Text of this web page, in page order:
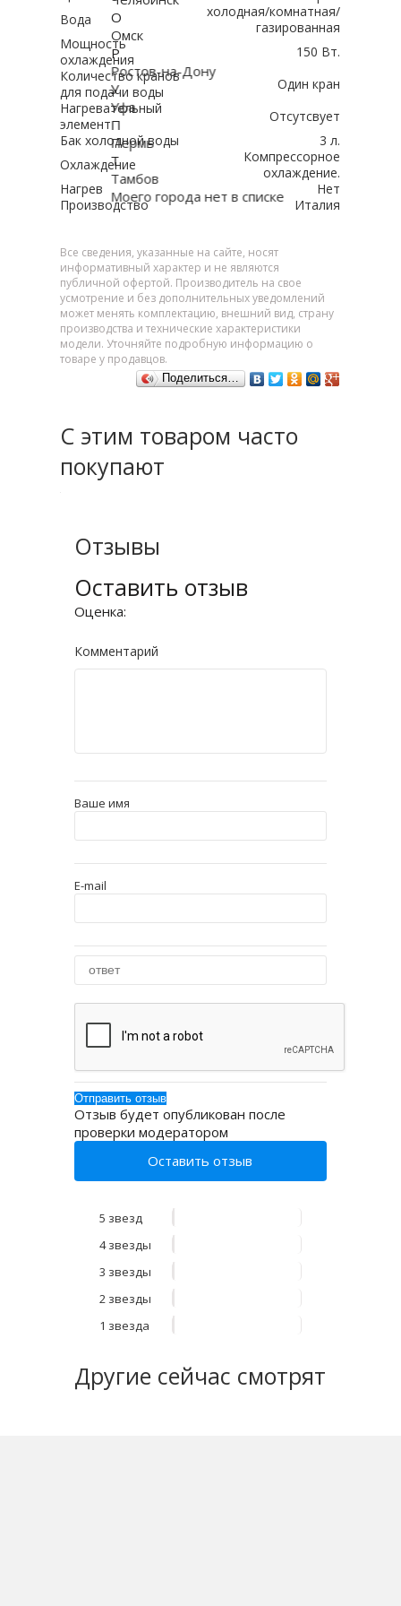
Вода
холодная/комнатная/
газированная
Мощность
охлаждения
150 Вт.
Количество кранов
для подачи воды
Один кран
Нагревательный
элемент
Отсутсвует
Бак холодной воды
3 л.
Охлаждение
Компрессорное
охлаждение.
Нагрев
Нет
Производство
Италия
Все сведения, указанные на сайте, носят
информативный характер и не являются
публичной офертой. Производитель на свое
усмотрение и без дополнительных уведомлений
может менять комплектацию, внешний вид, страну
производства и технические характеристики
модели. Уточняйте подробную информацию о
товаре у продавцов.
Поделиться…
С этим товаром часто
покупают
Отзывы
Оставить отзыв
Оценка:
Комментарий
Ваше имя
E-mail
Отзыв будет опубликован после
проверки модератором
Оставить отзыв
5 звезд
4 звезды
3 звезды
2 звезды
1 звезда
Другие сейчас смотрят
О
Омск
Р
Ростов-на-Дону
У
Уфа
П
Пермь
Т
Тамбов
Моего города нет в списке